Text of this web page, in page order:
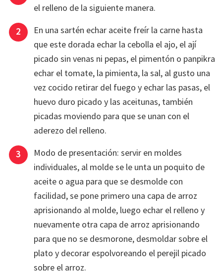
el relleno de la siguiente manera.
En una sartén echar aceite freír la carne hasta
que este dorada echar la cebolla el ajo, el ají
picado sin venas ni pepas, el pimentón o panpikra
echar el tomate, la pimienta, la sal, al gusto una
vez cocido retirar del fuego y echar las pasas, el
huevo duro picado y las aceitunas, también
picadas moviendo para que se unan con el
aderezo del relleno.
Modo de presentación: servir en moldes
individuales, al molde se le unta un poquito de
aceite o agua para que se desmolde con
facilidad, se pone primero una capa de arroz
aprisionando al molde, luego echar el relleno y
nuevamente otra capa de arroz aprisionando
para que no se desmorone, desmoldar sobre el
plato y decorar espolvoreando el perejil picado
sobre el arroz.